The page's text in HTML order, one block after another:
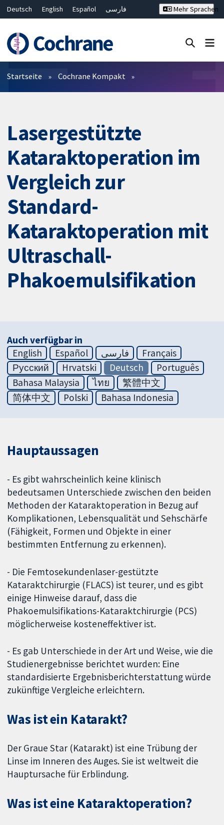
Deutsch English Español
فارسی
Bahasa Malaysia
ไทย
繁體中文
简体中文
Mehr Sprachen
Filter
Startseite Cochrane Kompakt
Lasergestützte
Kataraktoperation im
Vergleich zur
Standard-
Kataraktoperation mit
Ultraschall-
Phakoemulsifikation
Auch verfügbar in
English
Español فارسی
Français
Русский
Hrvatski Deutsch
Português
Bahasa Malaysia
ไทย
繁體中文
简体中文
Polski Bahasa Indonesia
Hauptaussagen
- Es gibt wahrscheinlich keine klinisch
bedeutsamen Unterschiede zwischen den beiden
Methoden der Kataraktoperation in Bezug auf
Komplikationen, Lebensqualität und Sehschärfe
(Fähigkeit, Formen und Objekte in einer
bestimmten Entfernung zu erkennen).
- Die Femtosekundenlaser-gestützte
Kataraktchirurgie (FLACS) ist teurer, und es gibt
einige Hinweise darauf, dass die
Phakoemulsifikations-Kataraktchirurgie (PCS)
möglicherweise kosteneffektiver ist.
- Es gab Unterschiede in der Art und Weise, wie die
Studienergebnisse berichtet wurden: Eine
standardisierte Ergebnisberichterstattung würde
zukünftige Vergleiche erleichtern.
Was ist ein Katarakt?
Der Graue Star (Katarakt) ist eine Trübung der
Linse im Inneren des Auges. Sie ist weltweit die
Hauptursache für Erblindung.
Was ist eine Kataraktoperation?